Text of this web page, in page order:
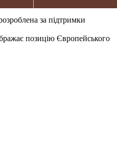
за підтримки
позицію Європейського